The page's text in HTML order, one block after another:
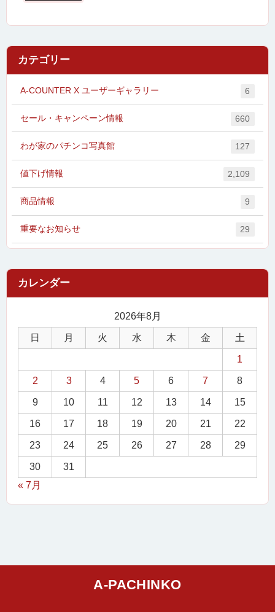
カテゴリー
A-COUNTER X ユーザーギャラリー 6
セール・キャンペーン情報 660
わが家のパチンコ写真館 127
値下げ情報 2,109
商品情報 9
重要なお知らせ 29
2026年8月
日 月 火 水 木 金 土
1
2 3 4 5 6 7 8
9 10 11 12 13 14 15
16 17 18 19 20 21 22
23 24 25 26 27 28 29
30
31
« 7月